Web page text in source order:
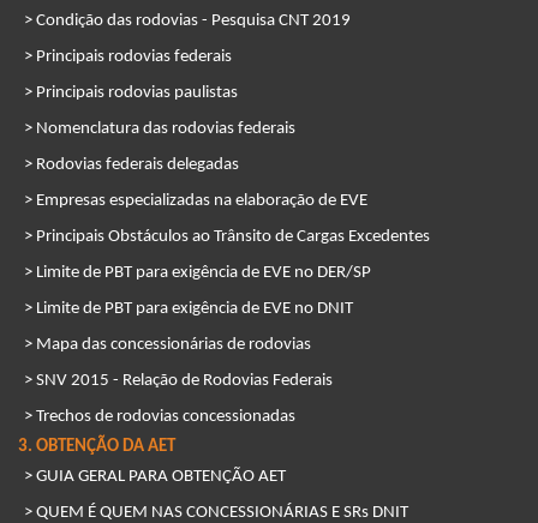
> Condição das rodovias - Pesquisa CNT 2019
> Principais rodovias federais
> Principais rodovias paulistas
> Nomenclatura das rodovias federais
> Rodovias federais delegadas
> Empresas especializadas na elaboração de EVE
> Principais Obstáculos ao Trânsito de Cargas Excedentes
> Limite de PBT para exigência de EVE no DER/SP
> Limite de PBT para exigência de EVE no DNIT
> Mapa das concessionárias de rodovias
> SNV 2015 - Relação de Rodovias Federais
> Trechos de rodovias concessionadas
3. OBTENÇÃO DA AET
> GUIA GERAL PARA OBTENÇÃO AET
> QUEM É QUEM NAS CONCESSIONÁRIAS E SRs DNIT